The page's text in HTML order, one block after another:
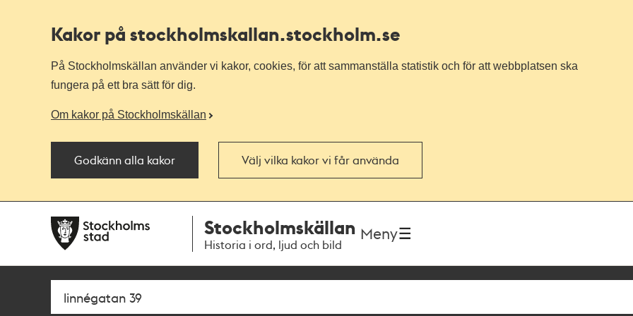
Kakor på stockholmskallan.stockholm.se
På Stockholmskällan använder vi kakor, cookies, för att sammanställa statistik och för att webbplatsen ska
fungera på ett bra sätt för dig.
Om kakor på Stockholmskällan
Godkänn alla kakor Välj vilka kakor vi får använda
navigationen
huvudinnehållet
Stockholmskällan
Historia i ord, ljud och bild
Meny
Sök